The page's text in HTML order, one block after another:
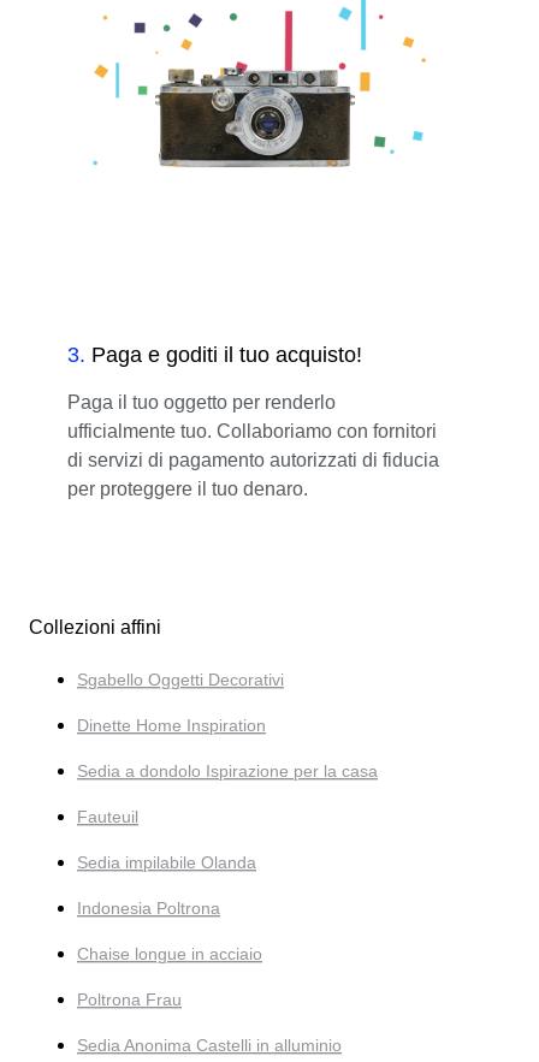
3. Paga e goditi il tuo acquisto!
Paga il tuo oggetto per renderlo
ufficialmente tuo. Collaboriamo con fornitori
di servizi di pagamento autorizzati di fiducia
per proteggere il tuo denaro.
Collezioni affini
Sgabello Oggetti Decorativi
Dinette Home Inspiration
Sedia a dondolo Ispirazione per la casa
Fauteuil
Sedia impilabile Olanda
Indonesia Poltrona
Chaise longue in acciaio
Poltrona Frau
Sedia Anonima Castelli in alluminio